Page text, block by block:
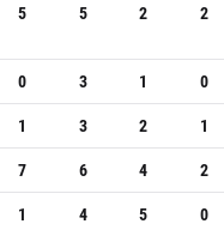
5 5 2 2
0 3 1
0
1 3 2
1
7 6 4
2
1 4 5
0